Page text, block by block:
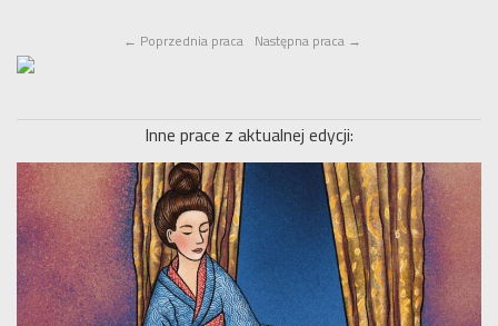
← Poprzednia praca Następna praca →
Inne prace z aktualnej edycji: